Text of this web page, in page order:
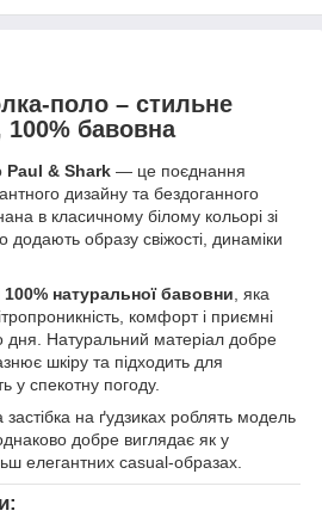
поло – стильне
бавовна
Paul & Shark — це поєднання
дизайну та бездоганного
в класичному білому кольорі зі
образу свіжості, динаміки
100% натуральної бавовни, яка
комфорт і приємні
дня. Натуральний матеріал добре
шкіру та підходить для
у спекотну погоду.
на ґудзиках роблять модель
добре виглядає як у
елегантних casual-образах.